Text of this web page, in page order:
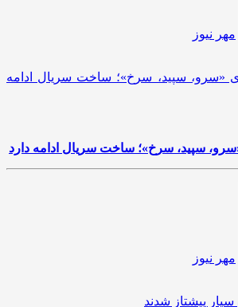
مهر نیوز
سپید، سرخ»؛ ساخت سریال ادامه دارد
مهر نیوز